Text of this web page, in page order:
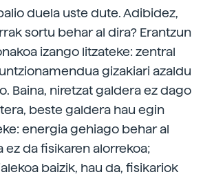
duela uste dute. Adibidez,
sortu behar al dira? Erantzun
izango litzateke: zentral
gizakiari azaldu
Baina, niretzat galdera ez dago
beste galdera hau egin
energia gehiago behar al
ez da fisikaren alorrekoa;
baizik, hau da, fisikariok